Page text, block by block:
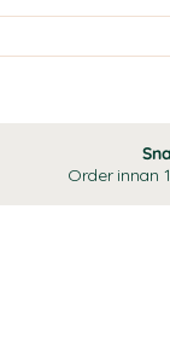
Order innan